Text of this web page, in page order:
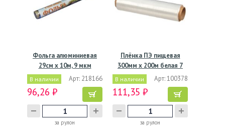
Фольга алюминиевая
29см х 10м, 9 мкм
Эконом…
В наличии Арт: 218166
96,26 ₽
за рулон
Плёнка ПЭ пищевая
300мм х 200м белая 7
мкм
В наличии Арт: 100378
111,35 ₽
за рулон